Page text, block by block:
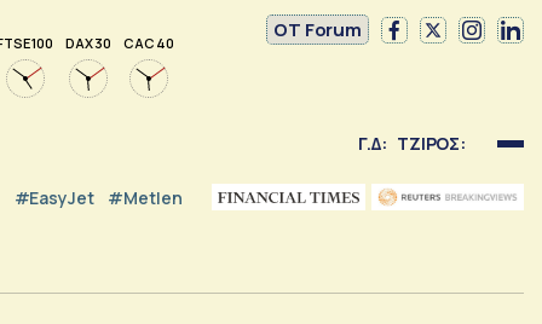
100 DAX 30 CAC 40
OT Forum
Γ.Δ: ΤΖΙΡΟΣ:
#EasyJet #Metlen